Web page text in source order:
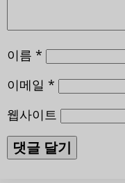
이름 *
이메일 *
웹사이트